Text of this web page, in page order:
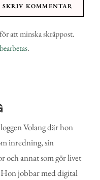
att minska skräppost.
.
Volang där hon
inredning, sin
och annat som gör livet
jobbar med digital